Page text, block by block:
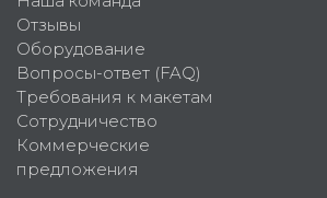
Отзывы
Оборудование
Вопросы-ответ (FAQ)
Требования к макетам
Сотрудничество
Коммерческие
предложения